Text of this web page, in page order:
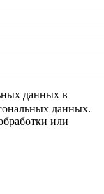
данных в
данных.
или